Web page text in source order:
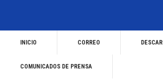
INICIO CORREO
COMUNICADOS DE PRENSA